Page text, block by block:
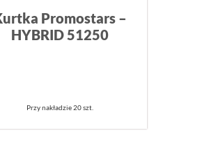
Promostars –
HYBRID 51250
Przy nakładzie 20 szt.